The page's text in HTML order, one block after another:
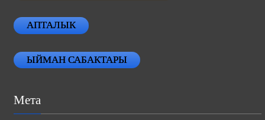
АПТАЛЫК
ЫЙМАН САБАКТАРЫ
Мета